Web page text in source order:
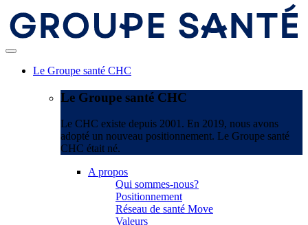
Le Groupe santé CHC
Le Groupe santé CHC
Le CHC existe depuis 2001. En 2019, nous avons
adopté un nouveau positionnement. Le Groupe santé
CHC était né.
A propos
Qui sommes-nous?
Positionnement
Réseau de santé Move
Valeurs